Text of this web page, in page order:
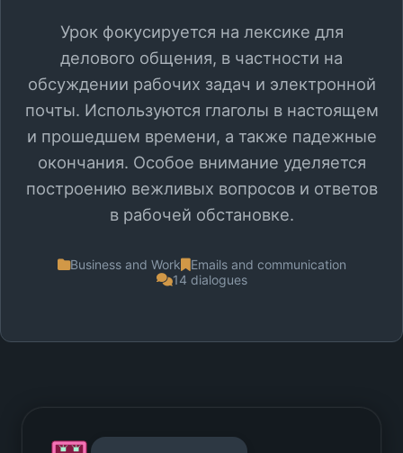
Урок фокусируется на лексике для
делового общения, в частности на
обсуждении рабочих задач и электронной
почты. Используются глаголы в настоящем
и прошедшем времени, а также падежные
окончания. Особое внимание уделяется
построению вежливых вопросов и ответов
в рабочей обстановке.
Business and Work
Emails and communication
14 dialogues